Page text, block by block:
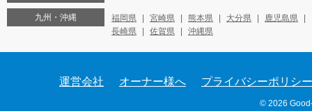
九州・沖縄 福岡県 宮崎県 熊本県 大分県
鹿児島県
長崎県
佐賀県 沖縄県
運営会社 オーナー様へ プライバシーポリシー
© 2026